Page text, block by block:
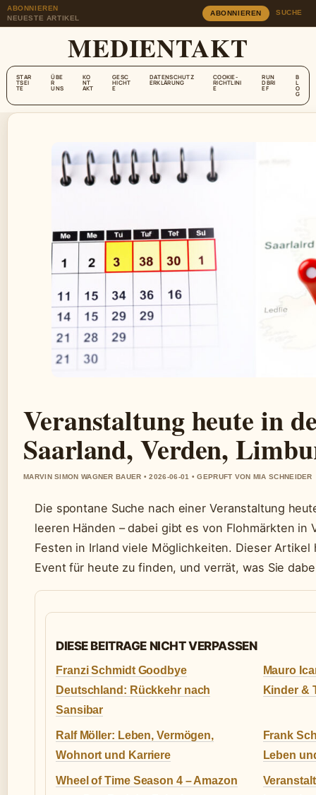
ABONNIEREN
NEUESTE ARTIKEL
ABONNIEREN SUCHE
MEDIENTAKT
STAR
TSEI
TE
ÜBE
R
UNS
KO
NT
AKT
GESC
HICHT
E
DATENSCHUTZ
ERKLÄRUNG
COOKIE-
RICHTLINI
E
RUN
DBRI
EF
B
L
O
G
Veranstaltung heute in
Saarland, Verden,
MARVIN SIMON WAGNER BAUER • 2026-06-01 • GEPRUFT VON MIA SCHNEIDER
Die spontane Suche nach einer Veranstaltung
leeren Händen – dabei gibt es von Flohmärkten in
Festen in Irland viele Möglichkeiten. Dieser
Event für heute zu finden, und verrät, was Sie
DIESE BEITRAGE NICHT VERPASSEN
Franzi Schmidt Goodbye
Deutschland: Rückkehr nach
Sansibar
Mauro
Kinder &
Ralf Möller: Leben, Vermögen,
Wohnort und Karriere
Frank
Leben
Wheel of Time Season 4 – Amazon